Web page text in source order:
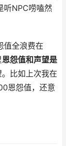
听NPC唠嗑然
值全浪费在
恩怨值和声望是
比如上次我在
恩怨值，还意